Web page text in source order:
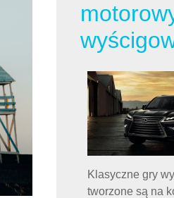
Klasyczne gry
tworzone są na